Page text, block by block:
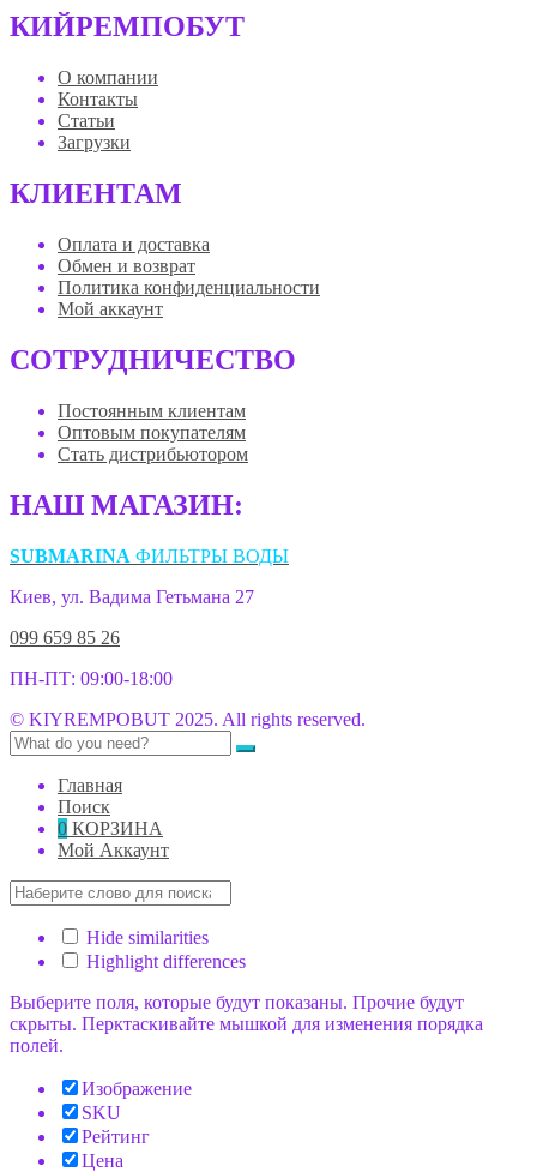
КИЙРЕМПОБУТ
О компании
Контакты
Статьи
Загрузки
КЛИЕНТАМ
Оплата и доставка
Обмен и возврат
Политика конфиденциальности
Мой аккаунт
СОТРУДНИЧЕСТВО
Постоянным клиентам
Оптовым покупателям
Стать дистрибьютором
НАШ МАГАЗИН:
SUBMARINA ФИЛЬТРЫ ВОДЫ
Киев, ул. Вадима Гетьмана 27
099 659 85 26
ПН-ПТ: 09:00-18:00
© KIYREMPOBUT 2025. All rights reserved.
Главная
Поиск
0 КОРЗИНА
Мой Аккаунт
Hide similarities
Highlight differences
Выберите поля, которые будут показаны. Прочие будут
скрыты. Перктаскивайте мышкой для изменения порядка
полей.
Изображение
SKU
Рейтинг
Цена